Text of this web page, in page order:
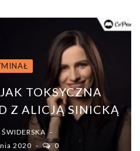
TOKSYCZNA
Z ALICJĄ SINICKĄ
2020
0